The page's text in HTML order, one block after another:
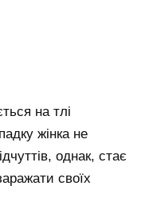
на тлі
жінка не
однак, стає
своїх